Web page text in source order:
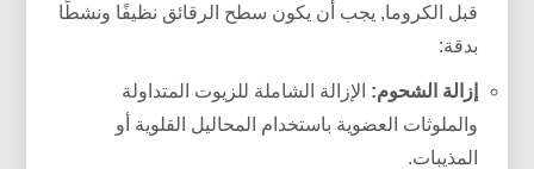
قبل الكروما, يجب أن يكون سطح الرقائق نظيفًا ونشطًا
بدقة:
إزالة الشحوم: الإزالة الشاملة للزيوت المتداولة
والملوثات العضوية باستخدام المحاليل القلوية أو
المذيبات.